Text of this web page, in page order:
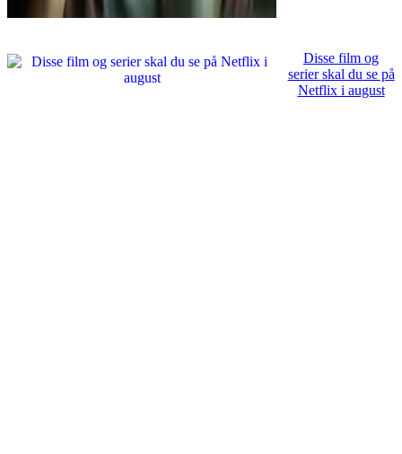
Disse film og
serier skal du se på
Netflix i august